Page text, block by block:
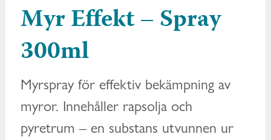
Myr Effekt – Spray
300ml
Myrspray för effektiv bekämpning av
myror. Innehåller rapsolja och
pyretrum – en substans utvunnen ur